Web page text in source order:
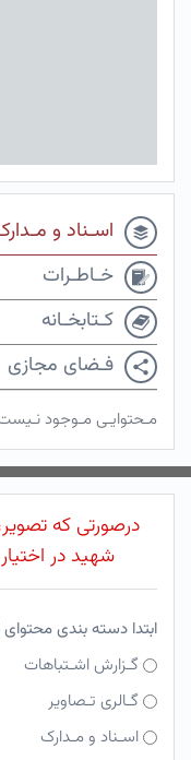
اسـناد و
خـاطـرات
کـتابخـانه
فـضای مجازی
مـحتوایـی مـوجود
درصورتی که
شهید در
ابتدا دسته بندی
گـزارش اشـتباهات
گـالری تـصاویر
اسـناد و مـدارک